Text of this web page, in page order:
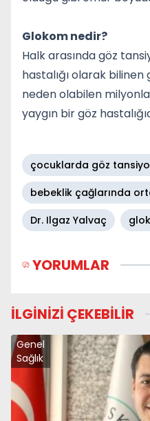
Glokom nedir?
Halk arasında göz
hastalığı olarak
neden olabilen
yaygın bir göz
çocuklarda göz
bebeklik çağlarında
Dr. Ilgaz Yalvaç
YORUMLAR
İLGİNİZİ ÇEKEBİLİR
Genel
Sağlık